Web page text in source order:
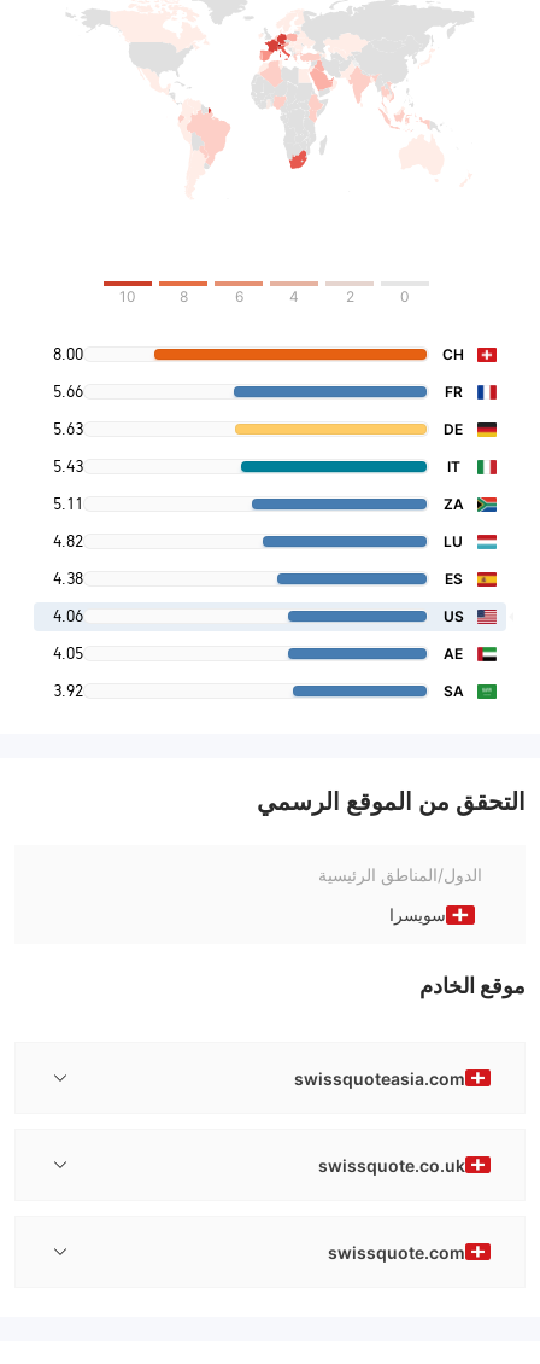
0
2
4
6
8
10
CH
8.00
FR
5.66
DE
5.63
IT
5.43
ZA
5.11
LU
4.82
ES
4.38
US
4.06
AE
4.05
SA
3.92
التحقق من الموقع الرسمي
الدول/المناطق الرئيسية
سويسرا
موقع الخادم
swissquoteasia.com
swissquote.co.uk
swissquote.com